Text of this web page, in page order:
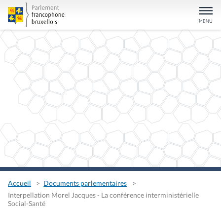
Accueil
Documents parlementaires
Interpellation Morel Jacques - La conférence interministérielle
Social-Santé